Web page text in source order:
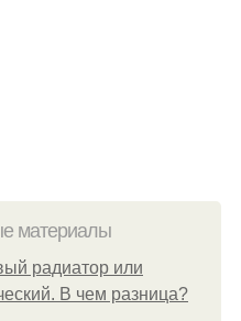
материалы
радиатор или
В чем разница?